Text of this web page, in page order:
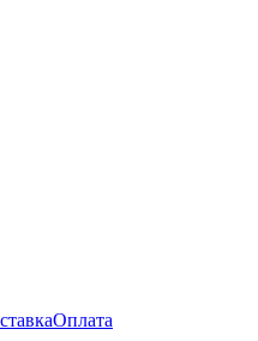
Оплата